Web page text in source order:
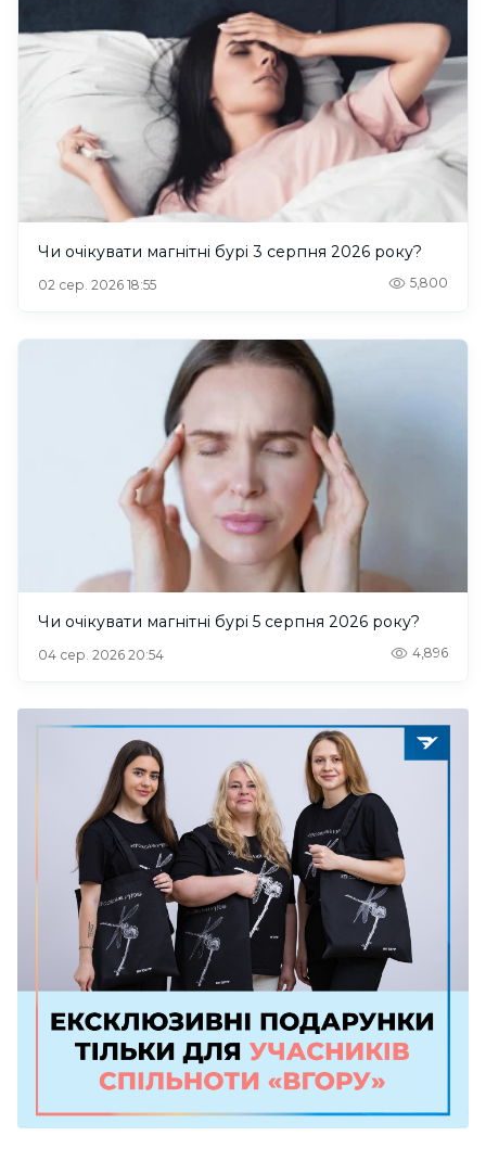
Чи очікувати магнітні бурі 3 серпня 2026 року?
02 сер. 2026 18:55 5,800
Чи очікувати магнітні бурі 5 серпня 2026 року?
04 сер. 2026 20:54 4,896